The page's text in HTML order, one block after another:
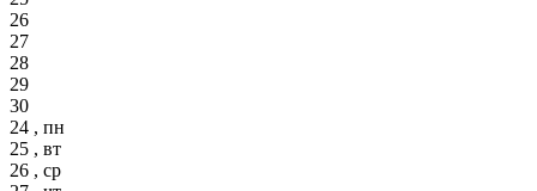
26
27
28
29
30
24 , пн
25 , вт
26 , ср